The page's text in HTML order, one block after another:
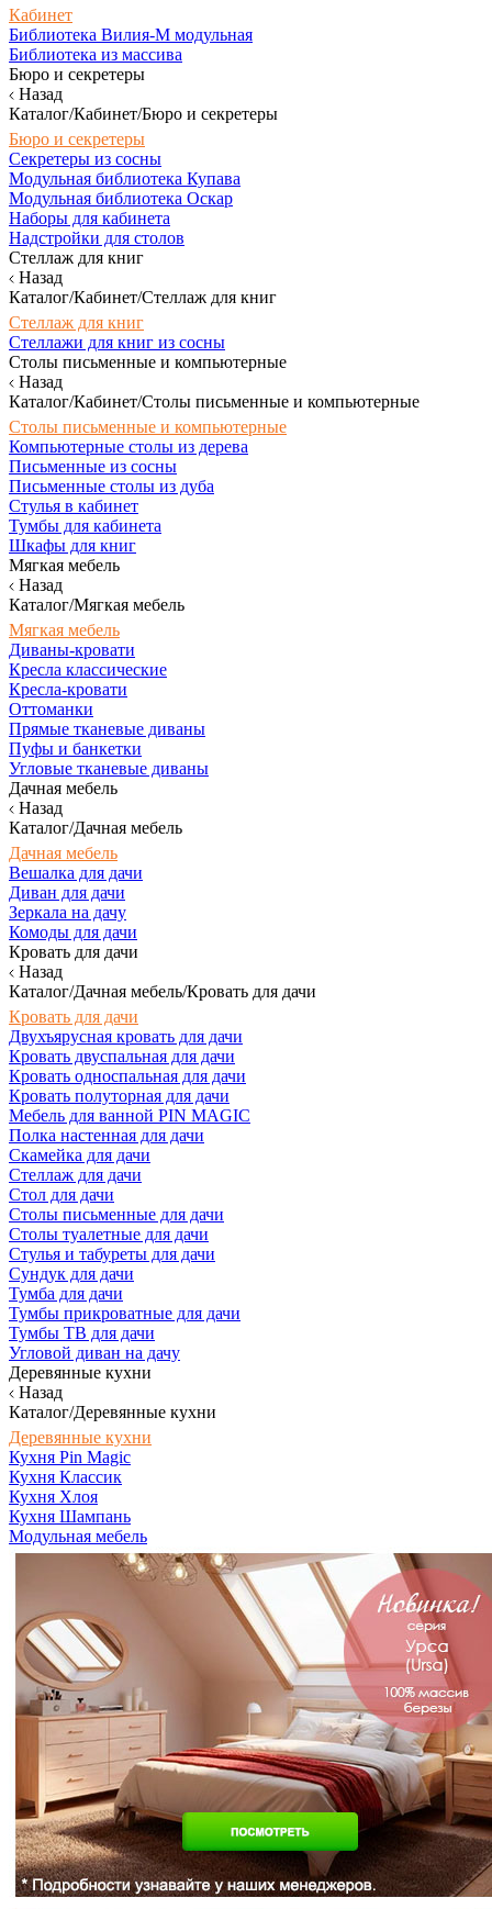
Кабинет
Библиотека Вилия-М модульная
Библиотека из массива
Бюро и секретеры
Назад
Каталог/Кабинет/Бюро и секретеры
Бюро и секретеры
Секретеры из сосны
Модульная библиотека Купава
Модульная библиотека Оскар
Наборы для кабинета
Надстройки для столов
Стеллаж для книг
Назад
Каталог/Кабинет/Стеллаж для книг
Стеллаж для книг
Стеллажи для книг из сосны
Столы письменные и компьютерные
Назад
Каталог/Кабинет/Столы письменные и компьютерные
Столы письменные и компьютерные
Компьютерные столы из дерева
Письменные из сосны
Письменные столы из дуба
Стулья в кабинет
Тумбы для кабинета
Шкафы для книг
Мягкая мебель
Назад
Каталог/Мягкая мебель
Мягкая мебель
Диваны-кровати
Кресла классические
Кресла-кровати
Оттоманки
Прямые тканевые диваны
Пуфы и банкетки
Угловые тканевые диваны
Дачная мебель
Назад
Каталог/Дачная мебель
Дачная мебель
Вешалка для дачи
Диван для дачи
Зеркала на дачу
Комоды для дачи
Кровать для дачи
Назад
Каталог/Дачная мебель/Кровать для дачи
Кровать для дачи
Двухъярусная кровать для дачи
Кровать двуспальная для дачи
Кровать односпальная для дачи
Кровать полуторная для дачи
Мебель для ванной PIN MAGIC
Полка настенная для дачи
Скамейка для дачи
Стеллаж для дачи
Стол для дачи
Столы письменные для дачи
Столы туалетные для дачи
Стулья и табуреты для дачи
Сундук для дачи
Тумба для дачи
Тумбы прикроватные для дачи
Тумбы ТВ для дачи
Угловой диван на дачу
Деревянные кухни
Назад
Каталог/Деревянные кухни
Деревянные кухни
Кухня Pin Magic
Кухня Классик
Кухня Хлоя
Кухня Шампань
Модульная мебель